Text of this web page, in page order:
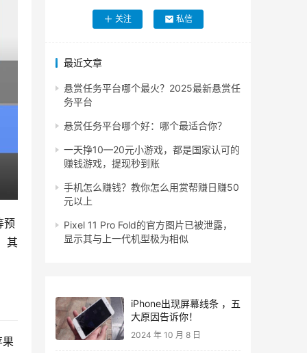
预
其
关注 私信
最近文章
悬赏任务平台哪个最火？2025最新悬赏任
务平台
悬赏任务平台哪个好：哪个最适合你？
一天挣10—20元小游戏，都是国家认可的
赚钱游戏，提现秒到账
手机怎么赚钱？教你怎么用赏帮赚日赚50
元以上
Pixel 11 Pro Fold的官方图片已被泄露，
显示其与上一代机型极为相似
iPhone出现屏幕线条 ，五
大原因告诉你！
2024 年 10 月 8 日